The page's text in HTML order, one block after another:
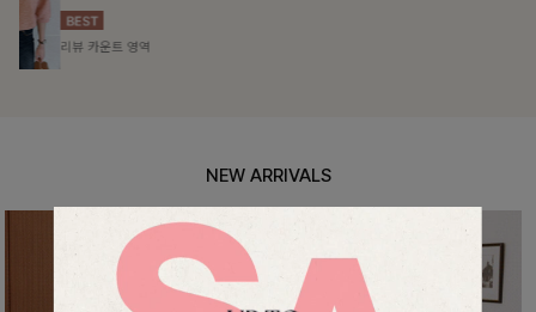
리뷰 카운트 영역
NEW ARRIVALS